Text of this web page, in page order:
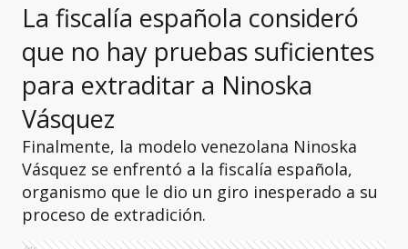
La fiscalía española consideró
que no hay pruebas suficientes
para extraditar a Ninoska
Vásquez
Finalmente, la modelo venezolana Ninoska
Vásquez se enfrentó a la fiscalía española,
organismo que le dio un giro inesperado a su
proceso de extradición.